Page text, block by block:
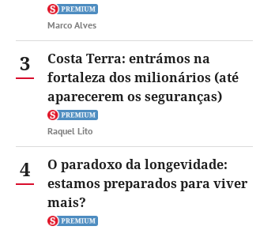
Marco Alves
3
Costa Terra: entrámos na
fortaleza dos milionários (até
aparecerem os seguranças)
Raquel Lito
4
O paradoxo da longevidade:
estamos preparados para viver
mais?